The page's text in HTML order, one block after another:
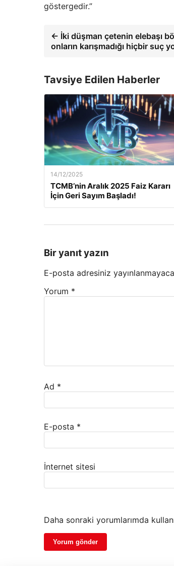
göstergedir.”
← İki düşman çetenin elebaşı
onların karışmadığı hiçbir suç
Tavsiye Edilen Haberler
14/12/2025
TCMB’nin Aralık 2025 Faiz Kararı
İçin Geri Sayım Başladı!
Bir yanıt yazın
E-posta adresiniz
Yorum *
Ad *
E-posta *
İnternet sitesi
Daha sonraki yorumlarımda